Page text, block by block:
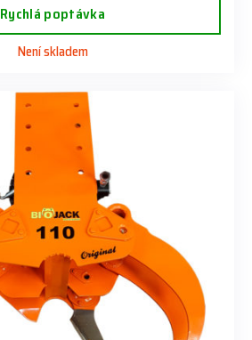
Rychlá poptávka
Není skladem